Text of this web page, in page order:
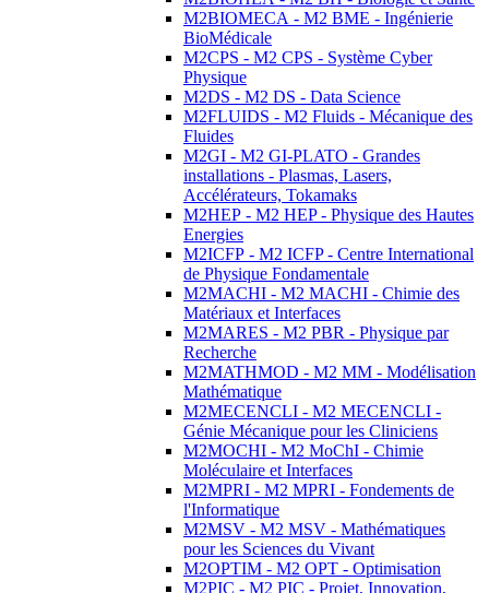
M2BIOMECA - M2 BME - Ingénierie
BioMédicale
M2CPS - M2 CPS - Système Cyber
Physique
M2DS - M2 DS - Data Science
M2FLUIDS - M2 Fluids - Mécanique des
Fluides
M2GI - M2 GI-PLATO - Grandes
installations - Plasmas, Lasers,
Accélérateurs, Tokamaks
M2HEP - M2 HEP - Physique des Hautes
Energies
M2ICFP - M2 ICFP - Centre International
de Physique Fondamentale
M2MACHI - M2 MACHI - Chimie des
Matériaux et Interfaces
M2MARES - M2 PBR - Physique par
Recherche
M2MATHMOD - M2 MM - Modélisation
Mathématique
M2MECENCLI - M2 MECENCLI -
Génie Mécanique pour les Cliniciens
M2MOCHI - M2 MoChI - Chimie
Moléculaire et Interfaces
M2MPRI - M2 MPRI - Fondements de
l'Informatique
M2MSV - M2 MSV - Mathématiques
pour les Sciences du Vivant
M2OPTIM - M2 OPT - Optimisation
M2PIC - M2 PIC - Projet, Innovation,